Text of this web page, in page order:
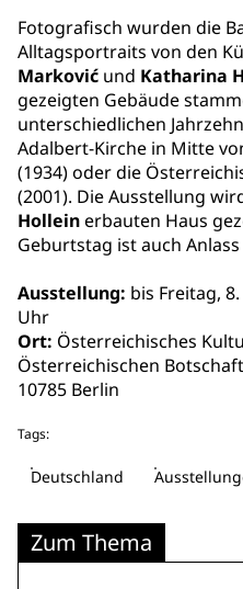
Fotografisch wurden die
Alltagsportraits von den
Marković und Katharina
gezeigten Gebäude
unterschiedlichen
Adalbert-Kirche in Mitte
(1934) oder die
(2001). Die Ausstellung
Holleinerbauten Haus
Geburtstag ist auch
Ausstellung: bis Freitag,
Uhr
Ort: Österreichisches
Österreichischen
10785 Berlin
Tags:
Deutschland
Zum Thema